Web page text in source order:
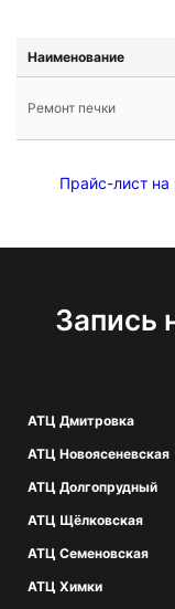
Наименование
Ремонт печки
Прайс-лист на
Запись
АТЦ Дмитровка
АТЦ Новоясеневская
АТЦ Долгопрудный
АТЦ Щёлковская
АТЦ Семеновская
АТЦ Химки